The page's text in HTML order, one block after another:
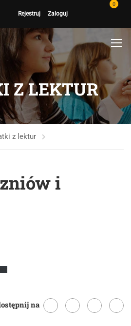
Rejestruj Zaloguj
0
Z LEKTUR
z lektur
i
na